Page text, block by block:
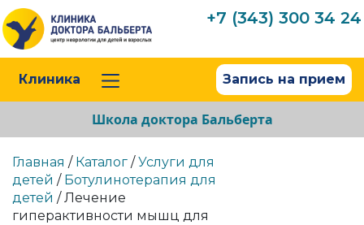
+7 (343) 300 34 24
Клиника Запись на прием
Школа доктора Бальберта
Главная / Каталог / Услуги для
детей / Ботулинотерапия для
детей / Лечение
гиперактивности мышц для